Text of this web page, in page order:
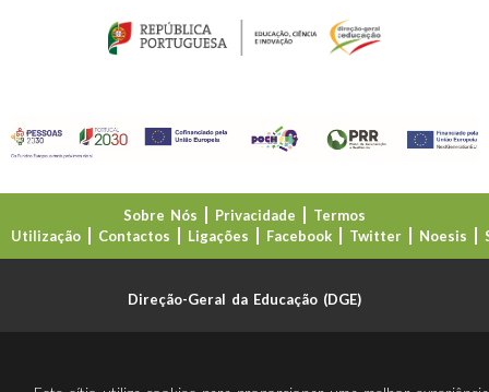
Sobre Nós Privacidade
Termos
Utilização
Contactos Ligações Facebook Twitter Noesis
Direção-Geral da Educação (DGE)